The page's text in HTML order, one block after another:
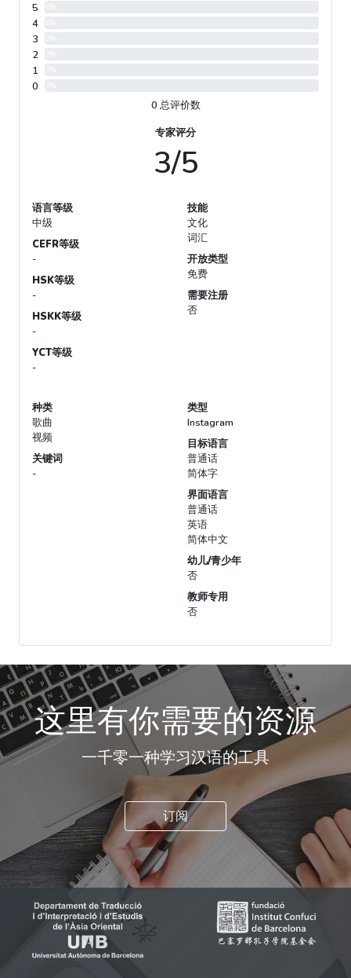
5
4
3
2
1
0
0 总评价数
专家评分
3/5
语言等级
中级
CEFR等级
-
HSK等级
-
HSKK等级
-
YCT等级
-
技能
文化
词汇
开放类型
免费
需要注册
否
种类
歌曲
视频
关键词
-
类型
Instagram
目标语言
普通话
简体字
界面语言
普通话
英语
简体中文
幼儿/青少年
否
教师专用
否
这里有你需要的资源
一千零一种学习汉语的工具
订阅